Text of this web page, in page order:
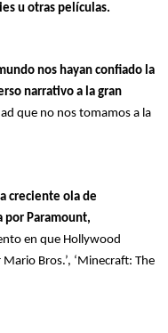
u otras películas.
nos hayan confiado la
narrativo a la gran
que no nos tomamos a la
creciente ola de
por Paramount,
en que Hollywood
Bros.’, ‘Minecraft: The